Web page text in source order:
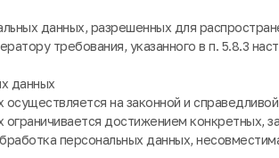
данных, разрешенных для
требования, указанного в п. 5.8.3
данных
на законной и
достижением конкретных,
персональных данных,